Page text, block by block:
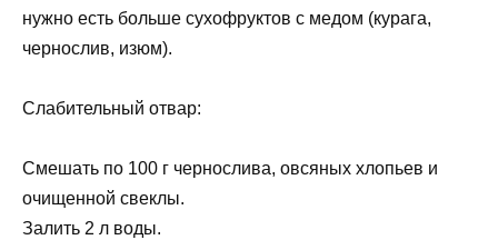
нужно есть больше сухофруктов с медом (курага,
чернослив, изюм).
Слабительный отвар:
Смешать по 100 г чернослива, овсяных хлопьев и
очищенной свеклы.
Залить 2 л воды.